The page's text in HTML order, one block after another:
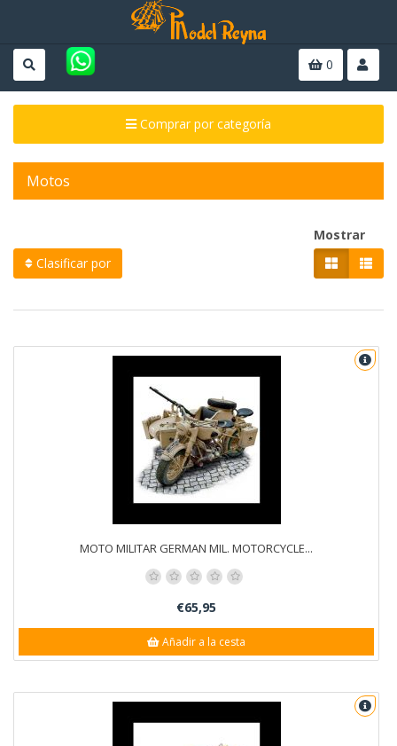
0
Comprar por categoría
Motos
Clasificar por
Mostrar
MOTO MILITAR GERMAN MIL. MOTORCYCLE...
€65,95
Añadir a la cesta